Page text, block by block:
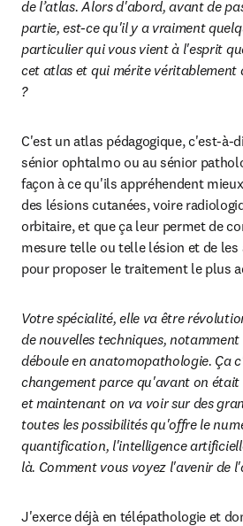
de l’atlas. Alors d'abord, avant de
partie, est-ce qu'il y a vraiment
particulier qui vous vient à l'esprit
cet atlas et qui mérite véritablement
?
C'est un atlas pédagogique, c'est-à-
sénior ophtalmo ou au sénior
façon à ce qu'ils appréhendent
des lésions cutanées, voire
orbitaire, et que ça leur permet de
mesure telle ou telle lésion et de les
pour proposer le traitement le plus
Votre spécialité, elle va être
de nouvelles techniques,
déboule en anatomopathologie. Ça
changement parce qu'avant on était
et maintenant on va voir sur des
toutes les possibilités qu'offre le
quantification, l'intelligence
là. Comment vous voyez l'avenir de
J'exerce déjà en télépathologie et